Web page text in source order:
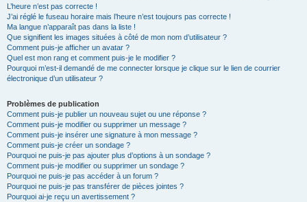
L’heure n’est pas correcte !
J’ai réglé le fuseau horaire mais l’heure n’est toujours pas correcte !
Ma langue n’apparaît pas dans la liste !
Que signifient les images situées à côté de mon nom d’utilisateur ?
Comment puis-je afficher un avatar ?
Quel est mon rang et comment puis-je le modifier ?
Pourquoi m’est-il demandé de me connecter lorsque je clique sur le lien de courrier
électronique d’un utilisateur ?
Problèmes de publication
Comment puis-je publier un nouveau sujet ou une réponse ?
Comment puis-je modifier ou supprimer un message ?
Comment puis-je insérer une signature à mon message ?
Comment puis-je créer un sondage ?
Pourquoi ne puis-je pas ajouter plus d’options à un sondage ?
Comment puis-je modifier ou supprimer un sondage ?
Pourquoi ne puis-je pas accéder à un forum ?
Pourquoi ne puis-je pas transférer de pièces jointes ?
Pourquoi ai-je reçu un avertissement ?